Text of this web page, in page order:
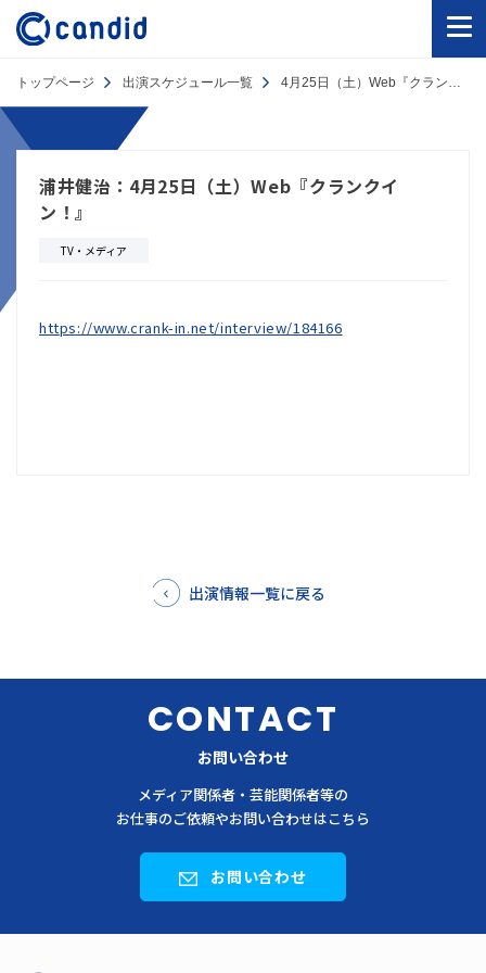
トップページ 出演スケジュール一覧 4月25日（土）Web『クランクイン！』
浦井健治：4月25日（土）Web『クランクイ
ン！』
TV・メディア
https://www.crank-in.net/interview/184166
出演情報一覧に戻る
CONTACT
お問い合わせ
メディア関係者・芸能関係者等の
お仕事のご依頼やお問い合わせはこちら
お問い合わせ